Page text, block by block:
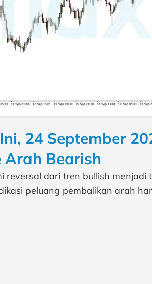
24 September
Arah Bearish
reversal dari tren bullish
peluang pembalikan arah